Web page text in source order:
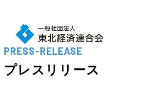
PRESS-RELEASE
プレスリリース